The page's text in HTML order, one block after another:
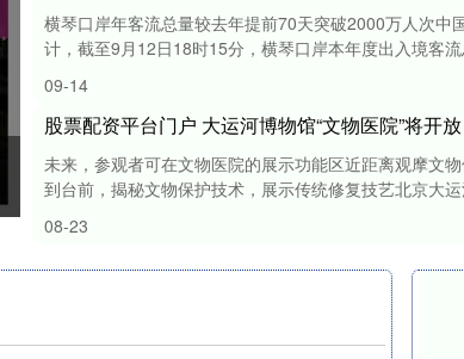
横琴口岸年客流总量较去年提前70天突破2000万人次
计，截至9月12日18时15分，横琴口岸本年度出入境客
09-14
股票配资平台门户 大运河博物馆“文物医院”将开放
未来，参观者可在文物医院的展示功能区近距离观摩文
到台前，揭秘文物保护技术，展示传统修复技艺北京大
08-23